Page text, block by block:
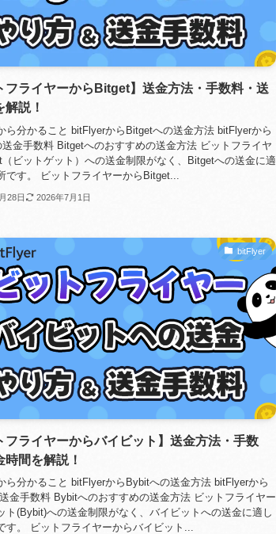
フライヤーからBitget】送金方法・手数料・送
解説！
ら分かること bitFlyerからBitgetへの送金方法 bitFlyerから
送金手数料 Bitgetへのおすすめの送金方法 ビットフライヤ
ビットゲット）への送金制限がなく、Bitgetへの送金に適
です。 ビットフライヤーからBitget...
28日 2026年7月1日
bitFlyer
フライヤーからバイビット】送金方法・手数
時間を解説！
ら分かること bitFlyerからBybitへの送金方法 bitFlyerから
金手数料 Bybitへのおすすめの送金方法 ビットフライヤー
ト(Bybit)への送金制限がなく、バイビットへの送金に適し
す。 ビットフライヤーからバイビット...